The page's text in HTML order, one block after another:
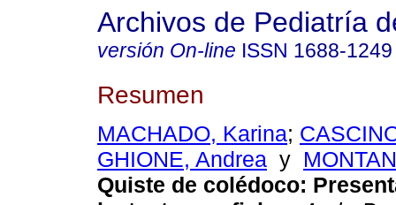
Archivos de Pediatría
versión On-line ISSN 1688-1249
Resumen
MACHADO, Karina;
GHIONE, Andrea y
Quiste de colédoco: